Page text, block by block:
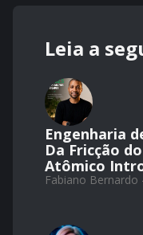
Leia a
Engenharia
Da Fricção
Atômico
Fabiano